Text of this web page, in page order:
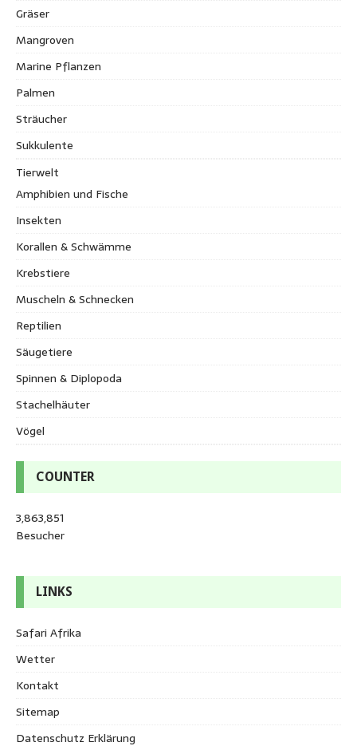
Gräser
Mangroven
Marine Pflanzen
Palmen
Sträucher
Sukkulente
Tierwelt
Amphibien und Fische
Insekten
Korallen & Schwämme
Krebstiere
Muscheln & Schnecken
Reptilien
Säugetiere
Spinnen & Diplopoda
Stachelhäuter
Vögel
COUNTER
3,863,851
Besucher
LINKS
Safari Afrika
Wetter
Kontakt
Sitemap
Datenschutz Erklärung